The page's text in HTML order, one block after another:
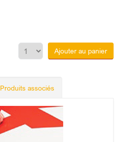
Ajouter au panier
Produits associés